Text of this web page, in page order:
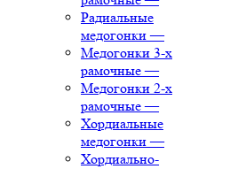
Радиальные
медогонки —
Медогонки 3-х
рамочные —
Медогонки 2-х
рамочные —
Хордиальные
медогонки —
Хордиально-